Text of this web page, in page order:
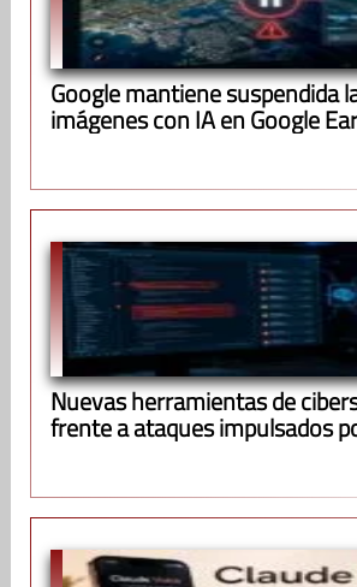
Google mantiene suspendida
imágenes con IA en Google
Nuevas herramientas de
frente a ataques impulsados